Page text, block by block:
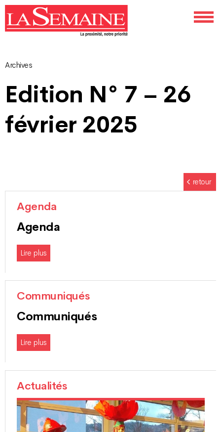
Archives
Edition N° 7 – 26
février 2025
retour
Agenda
Agenda
Lire plus
Communiqués
Communiqués
Lire plus
Actualités
Navigation
des
articles